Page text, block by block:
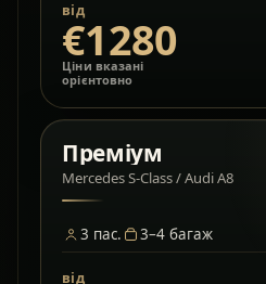
від
€1280
Ціни вказані
орієнтовно
Преміум
Mercedes S-Class / Audi A8
3 пас. 3–4 багаж
від